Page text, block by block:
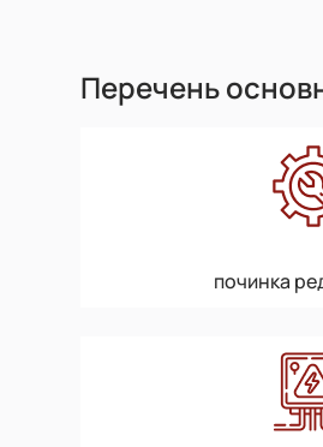
Перечень
починка